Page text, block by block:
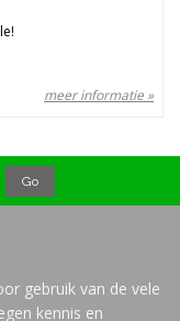
meer informatie »
gebruik van de vele
kennis en